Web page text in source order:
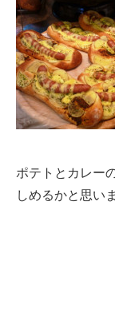
ポテトとカレー
しめるかと思い